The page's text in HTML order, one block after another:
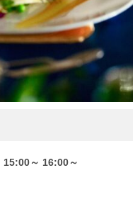
15:00～ 16:00～